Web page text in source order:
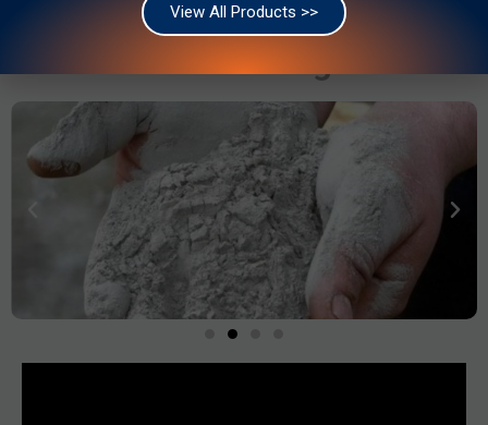
Product Images
View All Products >>